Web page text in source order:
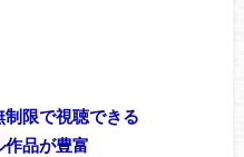
制限で視聴できる
作品が豊富